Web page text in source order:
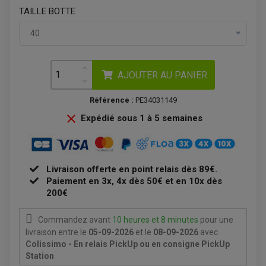
BOUGIE NGK
EQUIPEMENT ELECTRIQUE QUAD / SSV
ACCESSOIRES ELECTRIQUE QUAD / SSV
BOITIER CDI QUAD ET SSV
CHARGEUR DE BATTERIE QUAD / SSV
DÉMARREUR
ECLAIRAGE LED / HALOGÈNE
STATOR ET REDRESSEUR / REGULATEUR
VENTILATEUR DE RADIATEUR
TAILLE BOTTE
40
AJOUTER AU PANIER
Référence : PE34031149
 Expédié sous 1 à 5 semaines
Livraison offerte en point relais dès 89€.
Paiement en 3x, 4x dès 50€ et en 10x dès
200€
Commandez avant 10 heures et 8 minutes pour une
livraison entre le 05-09-2026 et le 08-09-2026 avec
Colissimo - En relais PickUp ou en consigne PickUp
Station